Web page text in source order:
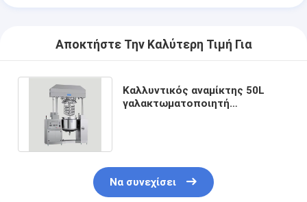
Αποκτήστε Την Καλύτερη Τιμή Για
Καλλυντικός αναμίκτης 50L
γαλακτωματοποιητή
Να συνεχίσει